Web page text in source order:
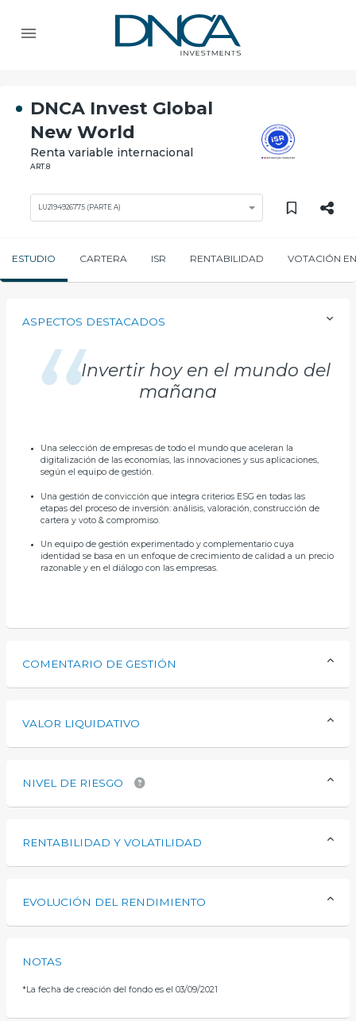
DNCA Invest Global
New World
Renta variable internacional
ART.8
LU2194926775 (PARTE A)
ESTUDIO CARTERA ISR RENTABILIDAD VOTACIÓN
ASPECTOS DESTACADOS
Invertir hoy en el mundo del
mañana
Una selección de empresas de todo el mundo que aceleran la
digitalización de las economías, las innovaciones y sus aplicaciones,
según el equipo de gestión.
Una gestión de convicción que integra criterios ESG en todas las
etapas del proceso de inversión: análisis, valoración, construcción de
cartera y voto & compromiso.
Un equipo de gestión experimentado y complementario cuya
identidad se basa en un enfoque de crecimiento de calidad a un precio
razonable y en el diálogo con las empresas.
COMENTARIO DE GESTIÓN
VALOR LIQUIDATIVO
NIVEL DE RIESGO
RENTABILIDAD Y VOLATILIDAD
EVOLUCIÓN DEL RENDIMIENTO
NOTAS
*La fecha de creación del fondo es el 03/09/2021